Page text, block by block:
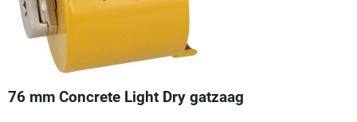
76 mm Concrete Light Dry gatzaag